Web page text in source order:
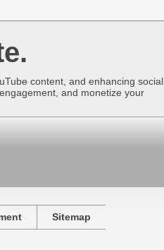
content, and enhancing social
and monetize your
Sitemap